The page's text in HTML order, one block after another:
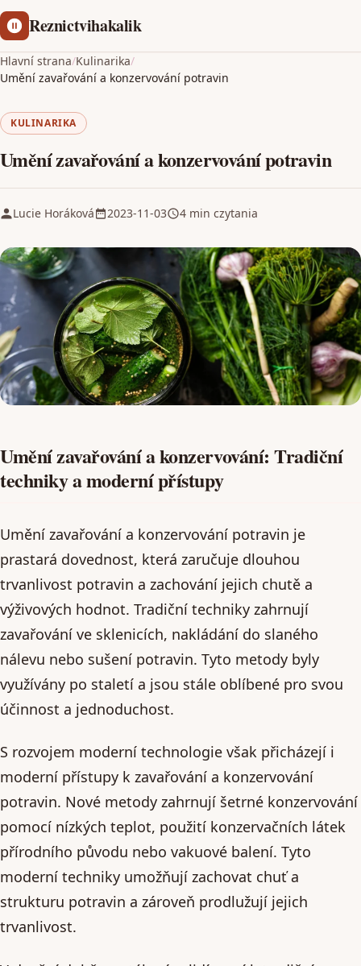
Reznictvihakalik
Hlavní strana/Kulinarika/
Umění zavařování a konzervování potravin
KULINARIKA
Umění zavařování a konzervování potravin
Lucie Horáková 2023-11-03 4 min czytania
Umění zavařování a konzervování: Tradiční
techniky a moderní přístupy
Umění zavařování a konzervování potravin je
prastará dovednost, která zaručuje dlouhou
trvanlivost potravin a zachování jejich chutě a
výživových hodnot. Tradiční techniky zahrnují
zavařování ve sklenicích, nakládání do slaného
nálevu nebo sušení potravin. Tyto metody byly
využívány po staletí a jsou stále oblíbené pro svou
účinnost a jednoduchost.
S rozvojem moderní technologie však přicházejí i
moderní přístupy k zavařování a konzervování
potravin. Nové metody zahrnují šetrné konzervování
pomocí nízkých teplot, použití konzervačních látek
přírodního původu nebo vakuové balení. Tyto
moderní techniky umožňují zachovat chuť a
strukturu potravin a zároveň prodlužují jejich
trvanlivost.